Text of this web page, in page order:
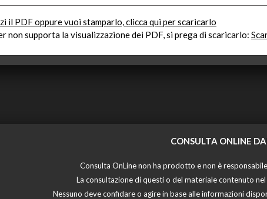
il PDF oppure vuoi stamparlo, clicca qui per scaricarlo
non supporta la visualizzazione dei PDF, si prega di scaricarlo:
CONSULTA ONLINE
Consulta OnLine non ha prodotto e non è
La consultazione di questi o del materiale contenuto
Nessuno deve confidare o agire in base alle informazioni